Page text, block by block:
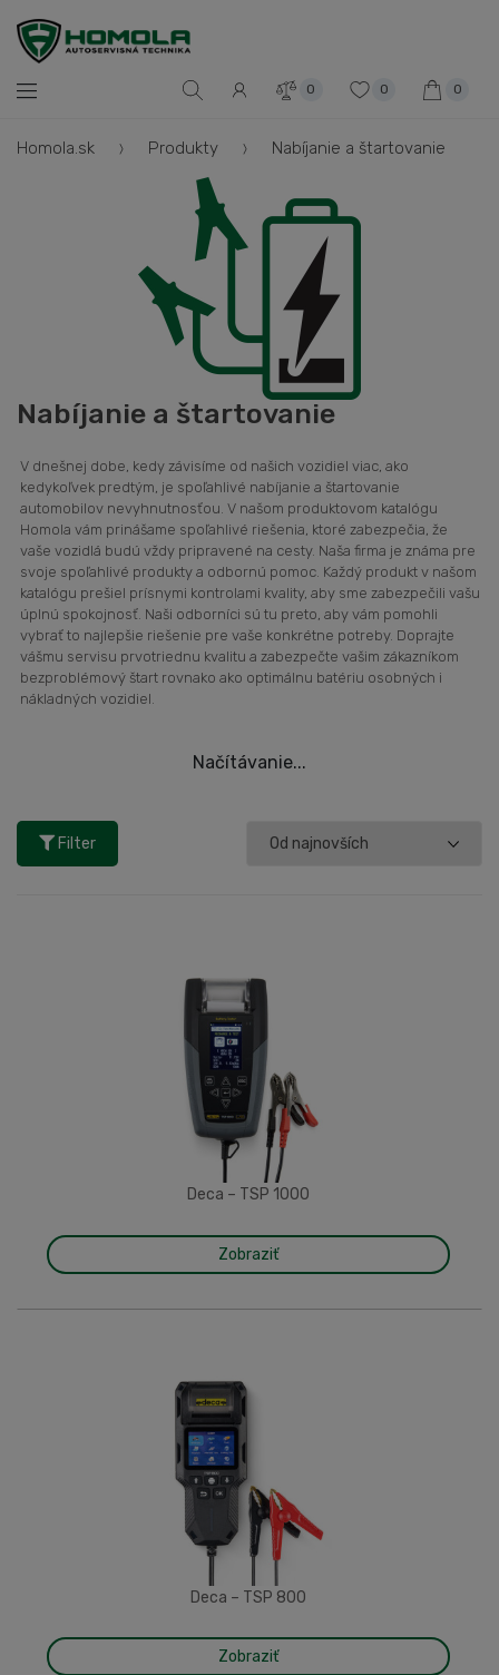
0 0 0
Homola.sk Produkty Nabíjanie a štartovanie
Nabíjanie a štartovanie
V dnešnej dobe, kedy závisíme od našich vozidiel viac, ako
kedykoľvek predtým, je spoľahlivé nabíjanie a štartovanie
automobilov nevyhnutnosťou. V našom produktovom katalógu
Homola vám prinášame spoľahlivé riešenia, ktoré zabezpečia, že
vaše vozidlá budú vždy pripravené na cesty. Naša firma je známa pre
svoje spoľahlivé produkty a odbornú pomoc. Každý produkt v našom
katalógu prešiel prísnymi kontrolami kvality, aby sme zabezpečili vašu
úplnú spokojnosť. Naši odborníci sú tu preto, aby vám pomohli
vybrať to najlepšie riešenie pre vaše konkrétne potreby. Doprajte
vášmu servisu prvotriednu kvalitu a zabezpečte vašim zákazníkom
bezproblémový štart rovnako ako optimálnu batériu osobných i
nákladných vozidiel.
Načítávanie...
Filter
Deca – TSP 1000
Zobraziť
Deca – TSP 800
Zobraziť